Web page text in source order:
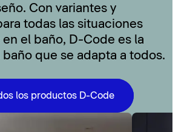
Con variantes y
todas las situaciones
el baño, D-Code es la
baño que se adapta a todos.
los productos D-Code